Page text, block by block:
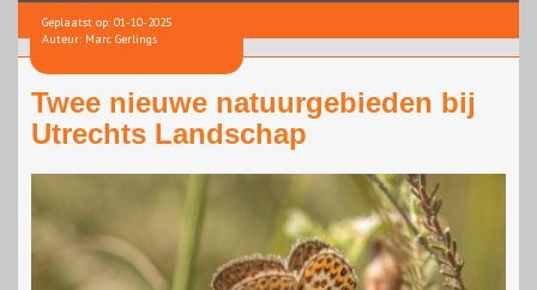
Geplaatst op: 01-10-2025
Auteur: Marc Gerlings
Twee nieuwe natuurgebieden bij
Utrechts Landschap